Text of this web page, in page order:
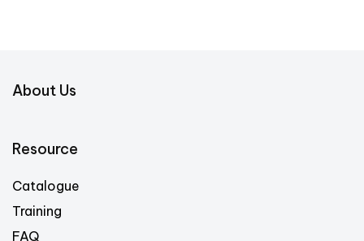
About Us
Resource
Catalogue
Training
FAQ